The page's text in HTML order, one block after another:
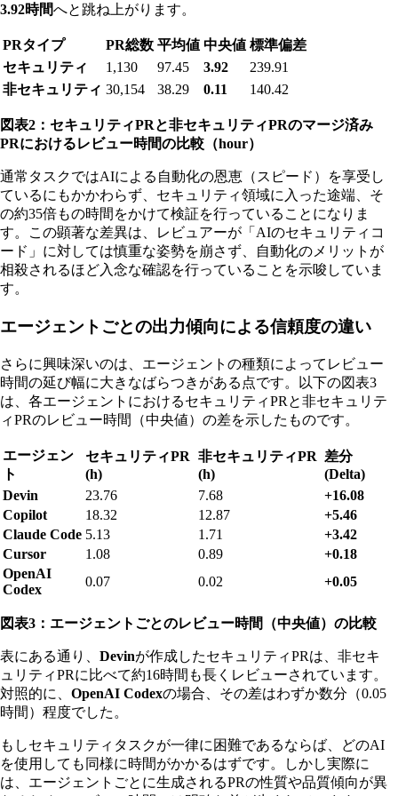
3.92時間へと跳ね上がります。
PRタイプ PR総数 平均値 中央値 標準偏差
セキュリティ
1,130 97.45 3.92
239.91
非セキュリティ 30,154 38.29 0.11 140.42
図表2：セキュリティPRと非セキュリティPRのマージ済み
PRにおけるレビュー時間の比較（hour）
通常タスクではAIによる自動化の恩恵（スピード）を享受し
ているにもかかわらず、セキュリティ領域に入った途端、そ
の約35倍もの時間をかけて検証を行っていることになりま
す。この顕著な差異は、レビュアーが「AIのセキュリティコ
ード」に対しては慎重な姿勢を崩さず、自動化のメリットが
相殺されるほど入念な確認を行っていることを示唆していま
す。
エージェントごとの出力傾向による信頼度の違い
さらに興味深いのは、エージェントの種類によってレビュー
時間の延び幅に大きなばらつきがある点です。以下の図表3
は、各エージェントにおけるセキュリティPRと非セキュリテ
ィPRのレビュー時間（中央値）の差を示したものです。
エージェン
ト
セキュリティPR
(h)
非セキュリティPR
(h)
差分
(Delta)
Devin
23.76 7.68
+16.08
Copilot
18.32 12.87
+5.46
Claude Code 5.13 1.71
+3.42
Cursor
1.08 0.89
+0.18
OpenAI
Codex
0.07 0.02 +0.05
図表3：エージェントごとのレビュー時間（中央値）の比較
表にある通り、 Devinが作成したセキュリティPRは、非セキ
ュリティPRに比べて約16時間も長くレビューされています。
対照的に、 OpenAI Codexの場合、その差はわずか数分（0.05
時間）程度でした。
もしセキュリティタスクが一律に困難であるならば、どのAI
を使用しても同様に時間がかかるはずです。しかし実際に
は、エージェントごとに生成されるPRの性質や品質傾向が異